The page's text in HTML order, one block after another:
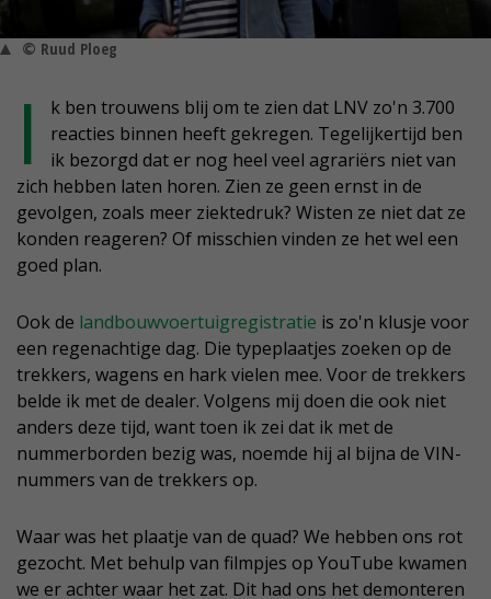
© Ruud Ploeg
I
k ben trouwens blij om te zien dat LNV zo'n 3.700
reacties binnen heeft gekregen. Tegelijkertijd ben
ik bezorgd dat er nog heel veel agrariërs niet van
zich hebben laten horen. Zien ze geen ernst in de
gevolgen, zoals meer ziektedruk? Wisten ze niet dat ze
konden reageren? Of misschien vinden ze het wel een
goed plan.
Ook de landbouwvoertuigregistratie is zo'n klusje voor
een regenachtige dag. Die typeplaatjes zoeken op de
trekkers, wagens en hark vielen mee. Voor de trekkers
belde ik met de dealer. Volgens mij doen die ook niet
anders deze tijd, want toen ik zei dat ik met de
nummerborden bezig was, noemde hij al bijna de VIN-
nummers van de trekkers op.
Waar was het plaatje van de quad? We hebben ons rot
gezocht. Met behulp van filmpjes op YouTube kwamen
we er achter waar het zat. Dit had ons het demonteren